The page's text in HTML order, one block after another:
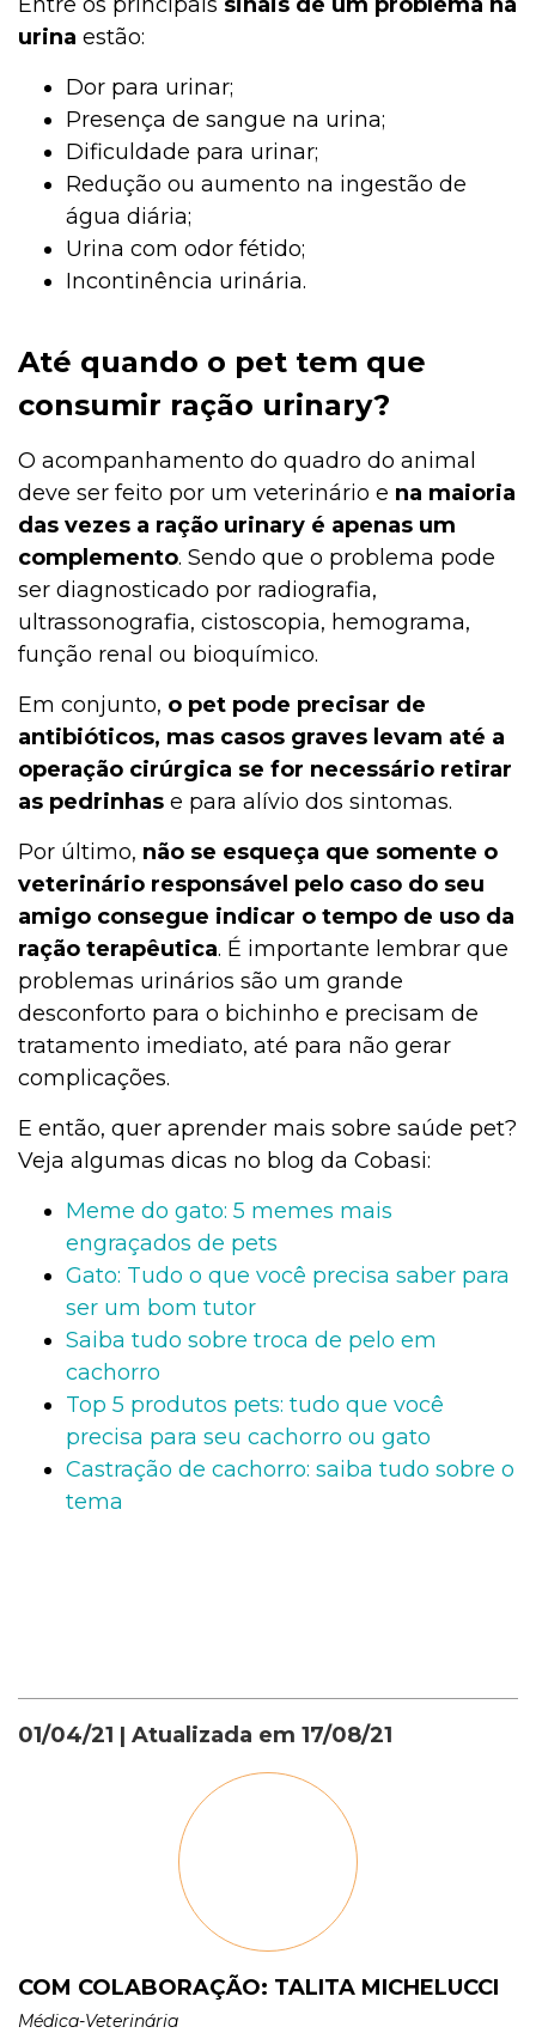
urina estão:
Dor para urinar;
Presença de sangue na urina;
Dificuldade para urinar;
Redução ou aumento na ingestão de
água diária;
Urina com odor fétido;
Incontinência urinária.
Até quando o pet tem que
consumir ração urinary?
O acompanhamento do quadro do animal
deve ser feito por um veterinário e na maioria
das vezes a ração urinary é apenas um
complemento. Sendo que o problema pode
ser diagnosticado por radiografia,
ultrassonografia, cistoscopia, hemograma,
função renal ou bioquímico.
Em conjunto, o pet pode precisar de
antibióticos, mas casos graves levam até a
operação cirúrgica se for necessário retirar
as pedrinhas e para alívio dos sintomas.
Por último, não se esqueça que somente o
veterinário responsável pelo caso do seu
amigo consegue indicar o tempo de uso da
ração terapêutica. É importante lembrar que
problemas urinários são um grande
desconforto para o bichinho e precisam de
tratamento imediato, até para não gerar
complicações.
E então, quer aprender mais sobre saúde pet?
Veja algumas dicas no blog da Cobasi:
Meme do gato: 5 memes mais
engraçados de pets
Gato: Tudo o que você precisa saber para
ser um bom tutor
Saiba tudo sobre troca de pelo em
cachorro
Top 5 produtos pets: tudo que você
precisa para seu cachorro ou gato
Castração de cachorro: saiba tudo sobre o
tema
01/04/21 | Atualizada em 17/08/21
COM COLABORAÇÃO: TALITA MICHELUCCI
Médica-Veterinária